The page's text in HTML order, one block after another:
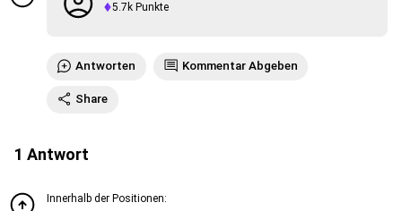
5.7k Punkte
Antworten Kommentar Abgeben
Share
1 Antwort
Innerhalb der Positionen: